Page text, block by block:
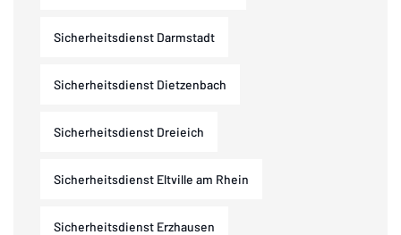
Sicherheitsdienst Darmstadt
Sicherheitsdienst Dietzenbach
Sicherheitsdienst Dreieich
Sicherheitsdienst Eltville am Rhein
Sicherheitsdienst Erzhausen